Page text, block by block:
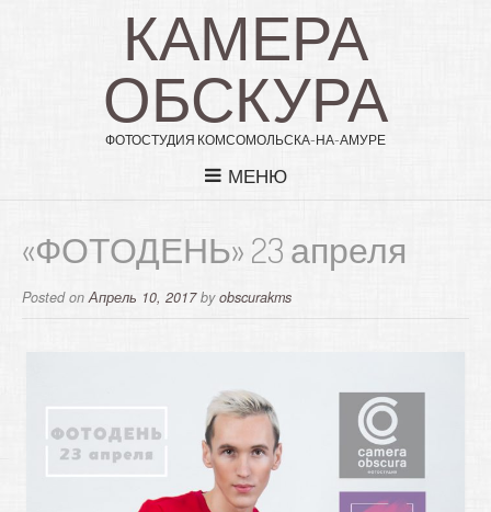
КАМЕРА
ОБСКУРА
ФОТОСТУДИЯ КОМСОМОЛЬСКА-НА-АМУРЕ
МЕНЮ
«ФОТОДЕНЬ» 23 апреля
Posted onАпрель 10, 2017byobscurakms